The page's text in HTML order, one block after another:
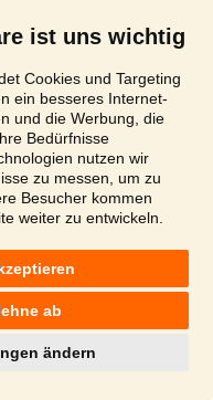
ist uns wichtig
Cookies und Targeting
ein besseres Internet-
und die Werbung, die
Bedürfnisse
nutzen wir
zu messen, um zu
Besucher kommen
weiter zu entwickeln.
ab
ändern